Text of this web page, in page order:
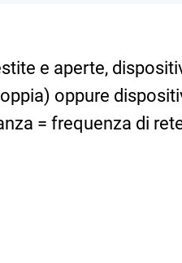
e aperte,
oppure
= frequenza di